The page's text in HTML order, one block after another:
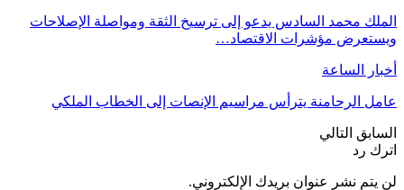
الملك محمد السادس يدعو إلى ترسيخ الثقة ومواصلة الإصلاحات
ويستعرض مؤشرات الاقتصاد…
أخبار الساعة
عامل الرحامنة يترأس مراسيم الإنصات إلى الخطاب الملكي
السابق التالي
اترك رد
لن يتم نشر عنوان بريدك الإلكتروني.